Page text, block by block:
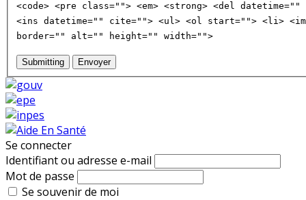
<code> <pre class=""> <em> <strong> <del
<ins datetime="" cite=""> <ul> <ol start=""> <li>
border="" alt="" height="" width="">
Submitting Envoyer
Se connecter
Identifiant ou adresse e-mail
Mot de passe
Se souvenir de moi